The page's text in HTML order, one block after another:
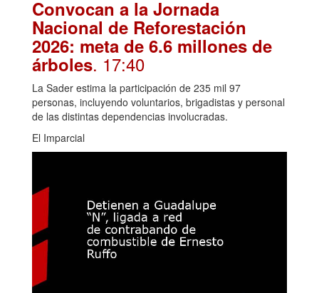
Convocan a la Jornada
Nacional de Reforestación
2026: meta de 6.6 millones de
árboles. 17:40
La Sader estima la participación de 235 mil 97
personas, incluyendo voluntarios, brigadistas y personal
de las distintas dependencias involucradas.
El Imparcial